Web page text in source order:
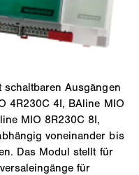
Ausgängen
4R230C 4I, BAline MIO
MIO 8R230C 8I,
voneinander bis
Das Modul stellt für
für